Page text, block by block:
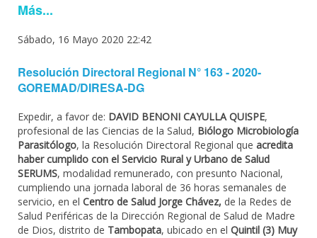
Más...
Sábado, 16 Mayo 2020 22:42
Resolución Directoral Regional N° 163 - 2020-
GOREMAD/DIRESA-DG
Expedir, a favor de: DAVID BENONI CAYULLA QUISPE,
profesional de las Ciencias de la Salud, Biólogo Microbiología
Parasitólogo, la Resolución Directoral Regional que acredita
haber cumplido con el Servicio Rural y Urbano de Salud
SERUMS, modalidad remunerado, con presunto Nacional,
cumpliendo una jornada laboral de 36 horas semanales de
servicio, en el Centro de Salud Jorge Chávez, de la Redes de
Salud Periféricas de la Dirección Regional de Salud de Madre
de Dios, distrito de Tambopata, ubicado en el Quintil (3) Muy